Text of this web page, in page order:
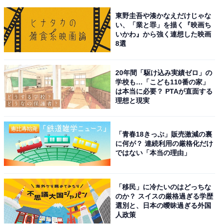
これが今回の新作です。フラペチーノの茶色は「コーヒ
ー」という感覚だったので、これがコーラだと頭が理解
するまでに少し時間がかかりました。
チェリーのトッピングは、2022年3月に発売された「フ
ルーツ GYU-NEW フラペチーノ(R)」以来でテンション
さまざまなスパイスを組み合わせたオリジナルコ
東野圭吾や湊かなえだけじゃな
い、「業と罪」を描く『映画ち
いかわ』から強く連想した映画
8選
20年間「駆け込み実績ゼロ」の
学校も…「こども110番の家」
は本当に必要？ PTAが直面する
理想と現実
「青春18きっぷ」販売激減の裏
に何が？ 連続利用の厳格化だけ
ではない「本当の理由」
「移民」に冷たいのはどっちな
のか？ スイスの厳格過ぎる学歴
選別と、日本の曖昧過ぎる外国
人政策